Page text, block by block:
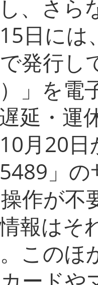
、さら
日に
発行し
」を電
延・運
月20
」
作が不
報はそ
このほ